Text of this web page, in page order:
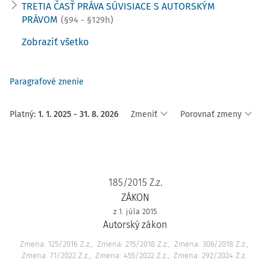
TRETIA ČASŤ PRÁVA SÚVISIACE S AUTORSKÝM
PRÁVOM (§94 - §129h)
Zobraziť všetko
Paragrafové znenie
Platný: 1. 1. 2025 - 31. 8. 2026 Zmeniť Porovnať zmeny
185/2015 Z.z.
ZÁKON
z 1. júla 2015
Autorský zákon
Zmena: 125/2016 Z.z. Zmena: 215/2018 Z.z.
Zmena: 306/2018 Z.z.
Zmena: 71/2022 Z.z.
Zmena: 455/2022 Z.z. Zmena: 292/2024 Z.z.